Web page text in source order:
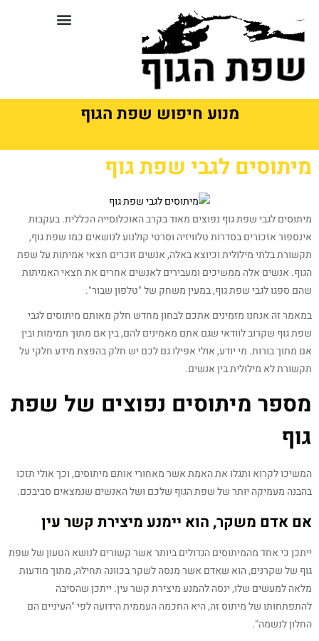
מנוע חיפוש שפת הגוף
מיתוסים לגבי שפת גוף
מיתוסים לגבי שפת גוף נפוצים מאוד בקרב האוכלוסייה הכללית. בעקבות
אינספור אזכורים בסדרות טלוויזיה וסרטי קולנוע לנושאים כמו שפת גוף,
תקשורת בלתי מילולית וכיוצא באלה, אנשים זוכרים חצאי אמיתות על שפת
הגוף. אנשים אלה ממשיכים ומעבירים לאנשים אחרים את חצאי האמיתות
שהם ספגו לגבי שפת גוף, במעין משחק של "טלפון שבור".
במאמר זה אנחנו מזמינים אתכם לבחון מחדש חלק מאותם מיתוסים לגבי
שפת גוף שקרוב לוודאי שגם אתם מאמינים להם, בין אם מתוך תמימות ובין
אם מתוך בורות. מי יודע, אולי אפילו גם לכם יש חלק בהפצת מידע חלקי על
תקשורת לא מילולית בין אנשים.
מספר מיתוסים נפוצים של שפת
גוף
המשיכו לקרוא ותגלו את האמת אשר מאחורי אותם מיתוסים, וכך אולי תזכו
בהבנה מעמיקה יותר של שפת הגוף שלכם ושל האנשים שנמצאים סביבכם.
אם אדם משקר, הוא יימנע מיצירת קשר עין
ייתכן כי אחד מהמיתוסים הגדולים ביותר אשר קשורים לנושא הטעון של שפת
גוף של שקרנים, הוא שאדם אשר מנסה לשקר בכוונה תחילה, מתוך מודעות
מלאה למעשים שלו, ינסה להמנע מיצירת קשר עין. ייתכן שהסיבה
להתפתחותו של מיתוס זה, היא החכמה העממית הידועה לפי "העיניים הם
החלון לנשמה".